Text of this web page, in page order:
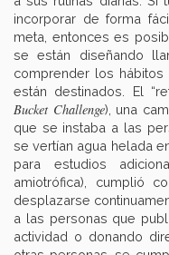
incorporar de forma
meta, entonces es
se están diseñando
comprender los
están destinados. El
Bucket Challenge), una
que se instaba a las
se vertían agua helada
para estudios
amiotrófica), cumplió
desplazarse
a las personas que
actividad o donando